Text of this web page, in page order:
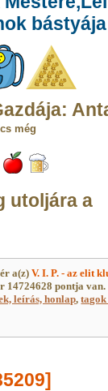
bástyája
még
utoljára a
a(z)V. I. P. - az elit
14724628 pontja van.
leírás, honlap,